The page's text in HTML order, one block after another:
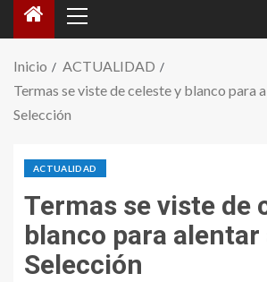
Inicio
ACTUALIDAD
Termas se viste de celeste y blanco para
Selección
ACTUALIDAD
Termas se viste de
blanco para alentar
Selección